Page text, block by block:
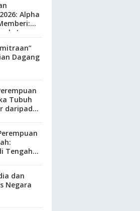
Alpha
Laos
Dagang
Tubuh
daripada
Tengah
dan
Negara